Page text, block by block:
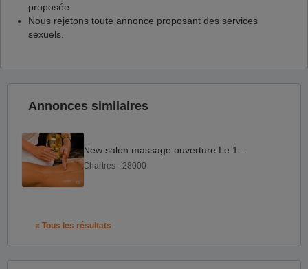
proposée.
Nous rejetons toute annonce proposant des services
sexuels.
Annonces similaires
Chartres - 28000
« Tous les résultats